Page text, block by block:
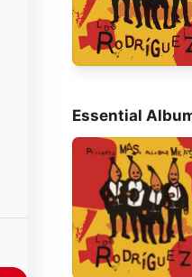
Essential